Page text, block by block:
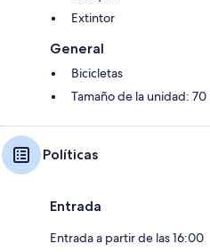
Extintor
General
Bicicletas
Tamaño de la unidad:
Políticas
Entrada
Entrada a partir de las 16:00